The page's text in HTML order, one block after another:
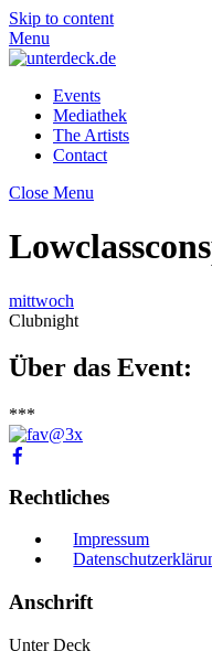
Skip to content
Menu
Events
Mediathek
The Artists
Contact
Close Menu
mittwoch
Clubnight
Über das Event:
***
Rechtliches
Impressum
Anschrift
Unter Deck